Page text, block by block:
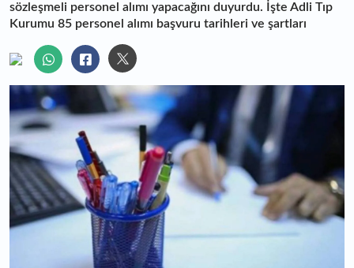
sözleşmeli personel alımı yapacağını duyurdu. İşte Adli Tıp
Kurumu 85 personel alımı başvuru tarihleri ve şartları